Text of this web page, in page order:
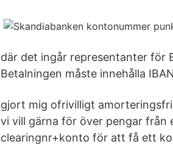
där det ingår representanter för
Betalningen måste innehålla
gjort mig ofrivilligt
vi vill gärna för över pengar
clearingnr+konto för att få ett